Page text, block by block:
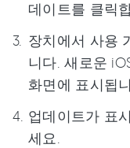
데이트를 클릭
장치에서 사용
니다. 새로운
화면에 표시됩
업데이트가 표
세요.